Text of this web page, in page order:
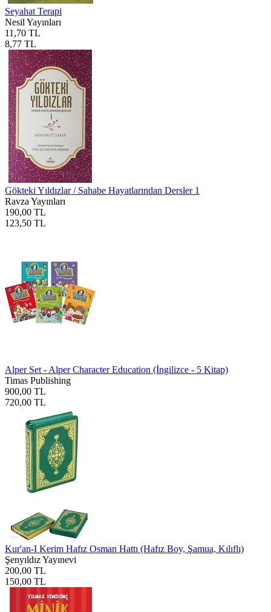
Seyahat Terapi
Nesil Yayınları
11,70 TL
8,77 TL
Gökteki Yıldızlar / Sahabe Hayatlarından Dersler 1
Ravza Yayınları
190,00 TL
123,50 TL
Alper Set - Alper Character Education (İngilizce - 5 Kitap)
Timas Publishing
900,00 TL
720,00 TL
Kur'an-I Kerim Hafız Osman Hattı (Hafız Boy, Şamua, Kılıflı)
Şenyıldız Yayınevi
200,00 TL
150,00 TL